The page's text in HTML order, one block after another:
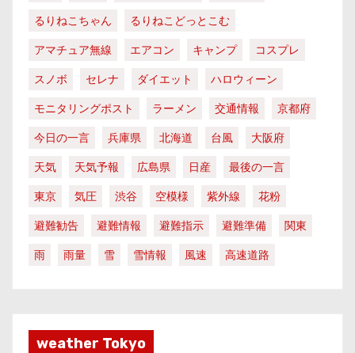
るりねこちゃん
るりねこどっとこむ
アマチュア無線
エアコン キャンプ
コスプレ
スノボ
セレナ ダイエット
ハロウィーン
モニタリングポスト
ラーメン 交通情報
京都府
今日の一言
兵庫県 北海道 台風
大阪府
天気
天気予報 広島県 日産
最後の一言
東京
気圧 渋谷 空模様 紫外線
花粉
避難勧告
避難情報 避難指示 避難準備
関東
雨
雨量 雪 雪情報 風速 高速道路
weather Tokyo